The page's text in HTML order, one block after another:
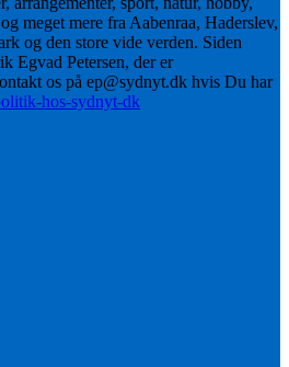
meget mere fra Aabenraa, Haderslev,
og den store vide verden. Siden
Egvad Petersen, der er
os på ep@sydnyt.dk hvis Du har
hos-sydnyt-dk